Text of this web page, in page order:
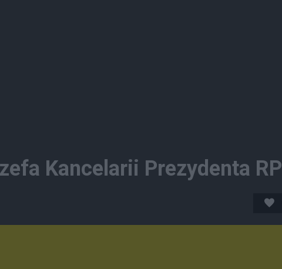
Kancelarii Prezydenta RP